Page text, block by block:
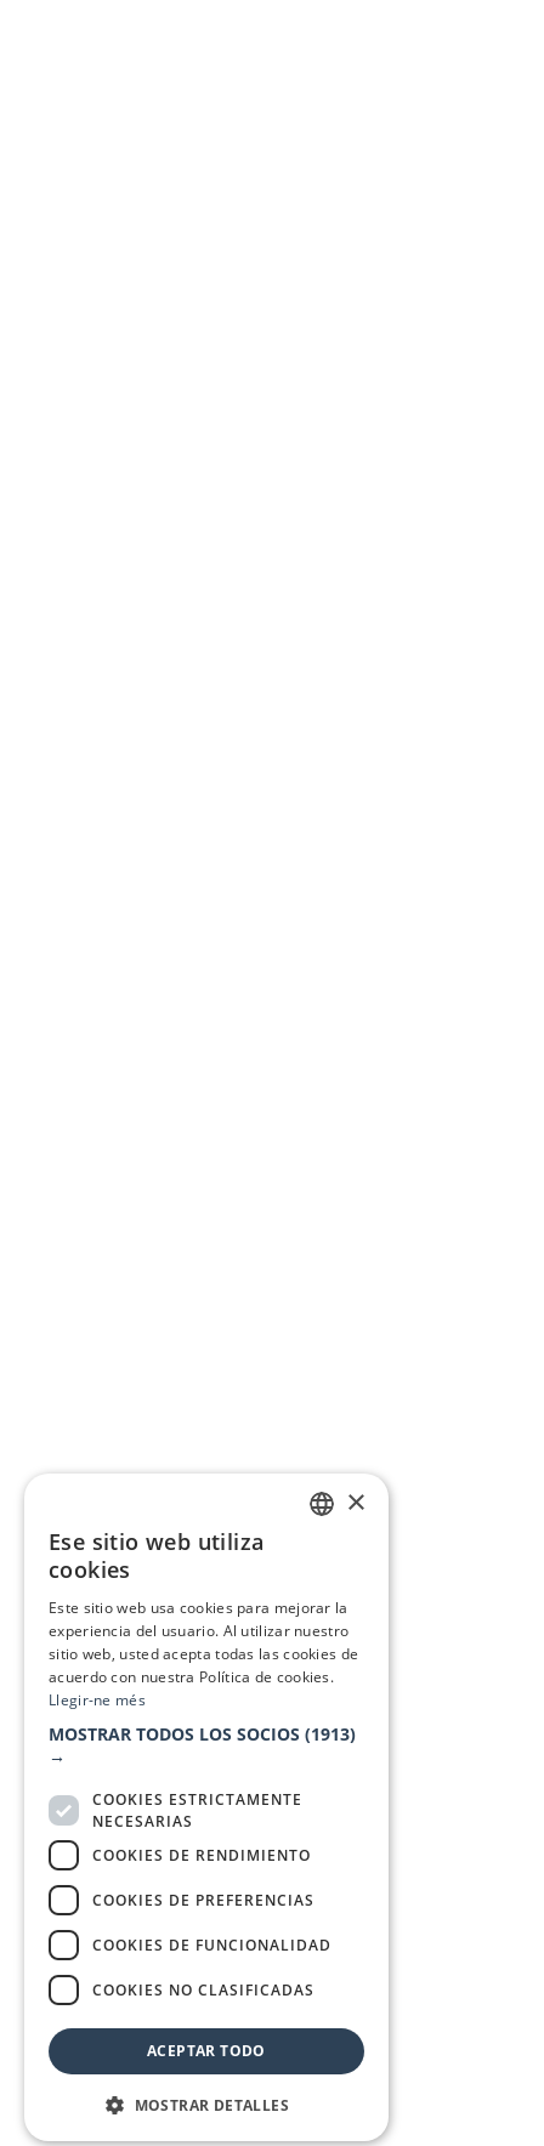
×
Ese sitio web utiliza
cookies
Este sitio web usa cookies para mejorar la
experiencia del usuario. Al utilizar nuestro
sitio web, usted acepta todas las cookies de
acuerdo con nuestra Política de cookies.
Llegir-ne més
MOSTRAR TODOS LOS SOCIOS (1913)
→
COOKIES ESTRICTAMENTE
NECESARIAS
COOKIES DE RENDIMIENTO
COOKIES DE PREFERENCIAS
COOKIES DE FUNCIONALIDAD
COOKIES NO CLASIFICADAS
ACEPTAR TODO
MOSTRAR DETALLES